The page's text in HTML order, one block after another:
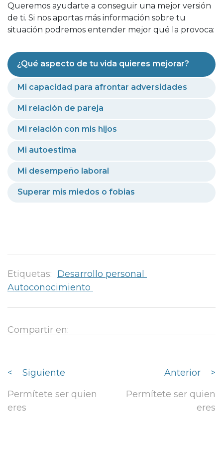
Queremos ayudarte a conseguir una mejor versión
de ti. Si nos aportas más información sobre tu
situación podremos entender mejor qué la provoca:
¿Qué aspecto de tu vida quieres mejorar?
Mi capacidad para afrontar adversidades
Mi relación de pareja
Mi relación con mis hijos
Mi autoestima
Mi desempeño laboral
Superar mis miedos o fobias
Etiquetas: Desarrollo personal
Autoconocimiento
Compartir en:
<
Siguiente
Permítete ser quien
eres
Anterior
>
Permítete ser quien
eres